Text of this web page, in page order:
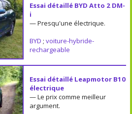
Essai détaillé BYD Atto 2 DM-
i
— Presqu'une électrique.
BYD ; voiture-hybride-
rechargeable
Essai détaillé Leapmotor B10
électrique
— Le prix comme meilleur
argument.